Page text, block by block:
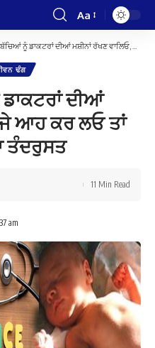
Font
Resizer
Aa
ਦੀਆਂ ਮਸ਼ੀਨਾਂ ਰੱਖਣ ਵਾਲਿਓ, ਜੇ ਆਹ ਕਰ ਲਓ ਤਾਂ ਬੱਚਾ ਘੰਟਿਆਂ ‘ਚ ਹੋਵੇਗਾ ਤੰਦਰੁਸਤ
ਢੰਗ
ਦੀਆਂ
ਜੇ ਆਹ ਕਰ ਲਓ ਤਾਂ
ਤੰਦਰੁਸਤ
am
11 Min Read